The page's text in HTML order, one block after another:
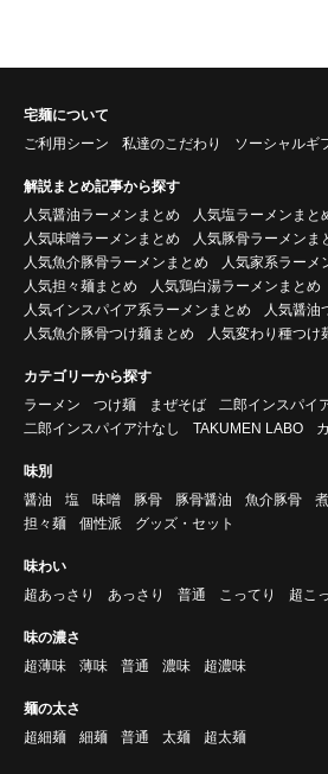
宅麺について
ご利用シーン
私達のこだわり ソーシャルギ
解説まとめ記事から探す
人気醤油ラーメンまとめ
人気塩ラーメンまと
人気味噌ラーメンまとめ
人気豚骨ラーメンま
人気魚介豚骨ラーメンまとめ
人気家系ラーメ
人気担々麺まとめ
人気鶏白湯ラーメンまとめ
人気インスパイア系ラーメンまとめ
人気醤油
人気魚介豚骨つけ麺まとめ
人気変わり種つけ
カテゴリーから探す
ラーメン
つけ麺 まぜそば
二郎インスパイ
二郎インスパイア汁なし
TAKUMEN LABO
味別
醤油
塩 味噌 豚骨 豚骨醤油 魚介豚骨
担々麺
個性派 グッズ・セット
味わい
超あっさり
あっさり 普通 こってり 超こ
味の濃さ
超薄味
薄味 普通 濃味 超濃味
麺の太さ
超細麺
細麺 普通 太麺 超太麺